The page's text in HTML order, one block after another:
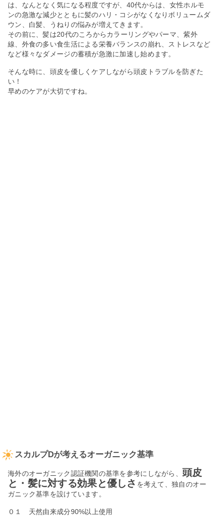
は、なんとなく気になる程度ですが、40代からは、女性ホルモ
ンの急激な減少とともに髪のハリ・コシがなくなりボリュームダ
ウン、白髪、うねりの悩みが増えてきます。
その前に、髪は20代のころからカラーリングやパーマ、紫外
線、外食の多い食生活による栄養バランスの崩れ、ストレスなど
など様々なダメージの蓄積が急激に加速し始めます。
そんな時に、頭皮を優しくケアしながら頭皮トラブルを防ぎた
い！
早めのケアが大切ですね。
スカルプDが考えるオーガニック基準
海外のオーガニック認証機関の基準を参考にしながら、 頭皮
と・髪に対する効果と優しさ を考えて、独自のオー
ガニック基準を設けています。
０１ 天然由来成分90%以上使用